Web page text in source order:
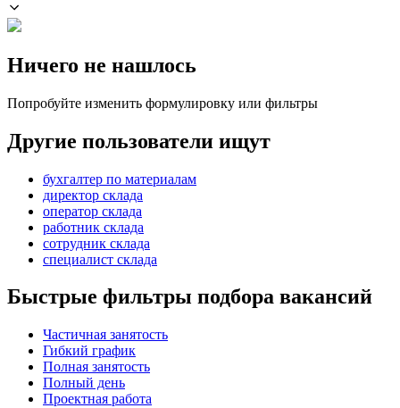
Ничего не нашлось
Попробуйте изменить формулировку или фильтры
Другие пользователи ищут
бухгалтер по материалам
директор склада
оператор склада
работник склада
сотрудник склада
специалист склада
Быстрые фильтры подбора вакансий
Частичная занятость
Гибкий график
Полная занятость
Полный день
Проектная работа